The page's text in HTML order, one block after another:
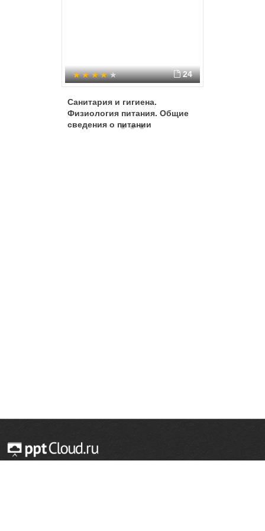
24
Санитария и гигиена.
Физиология питания. Общие
сведения о питании